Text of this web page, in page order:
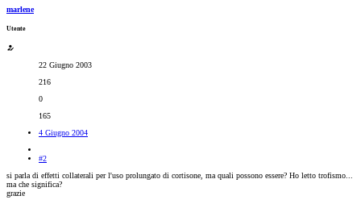
marlene
Utente
22 Giugno 2003
216
0
165
4 Giugno 2004
#2
si parla di effetti collaterali per l'uso prolungato di cortisone, ma quali possono essere? Ho letto trofismo...
ma che significa?
grazie